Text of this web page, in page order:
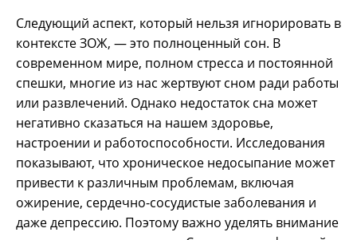
Следующий аспект, который нельзя игнорировать в
контексте ЗОЖ, — это полноценный сон. В
современном мире, полном стресса и постоянной
спешки, многие из нас жертвуют сном ради работы
или развлечений. Однако недостаток сна может
негативно сказаться на нашем здоровье,
настроении и работоспособности. Исследования
показывают, что хроническое недосыпание может
привести к различным проблемам, включая
ожирение, сердечно-сосудистые заболевания и
даже депрессию. Поэтому важно уделять внимание